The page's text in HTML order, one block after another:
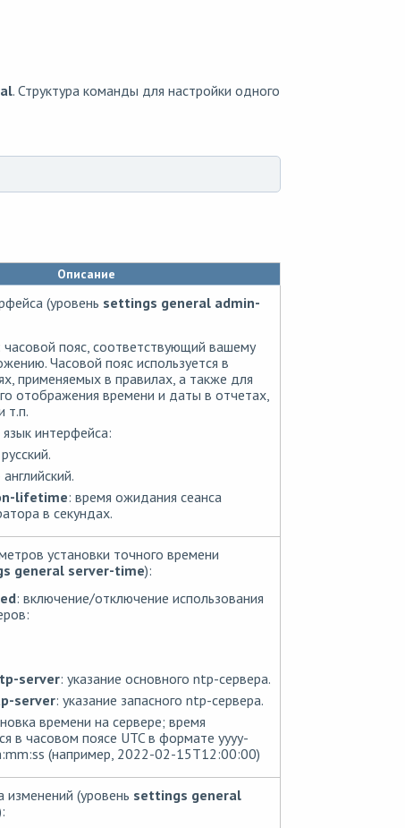
. Структура команды для настройки одного
Описание
(уровень settings general admin-
часовой пояс, соответствующий вашему
Часовой пояс используется в
применяемых в правилах, а также для
отображения времени и даты в отчетах,
т.п.
язык интерфейса:
lifetime: время ожидания сеанса
в секундах.
установки точного времени
general server-time):
: включение/отключение использования
server: указание основного ntp-сервера.
server: указание запасного ntp-сервера.
времени на сервере; время
в часовом поясе UTC в формате yyyy-
(например, 2022-02-15T12:00:00)
изменений (уровень settings general